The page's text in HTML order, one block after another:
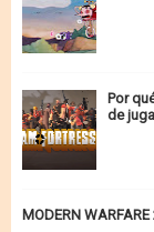
Por
de
MODERN